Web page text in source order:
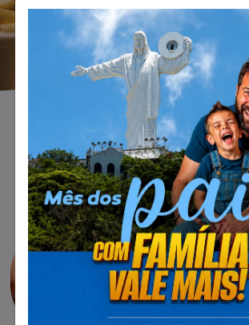
culinária refinada em um
ambiente com vistas
deslumbrantes da cidade
e do oceano, tornando
cada refeição uma
celebração memorável
sob a luz celestial do
Cristo Luz.
SAIBA MAIS